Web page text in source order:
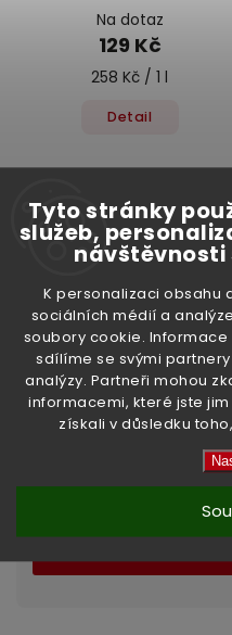
Tyto stránky
služeb,
návštěvnosti
K personalizaci obsahu
sociálních médií a
soubory cookie. Informace
sdílíme se svými
analýzy. Partneři mohou
informacemi, které jste
získali v důsledku
Na dotaz
129 Kč
258 Kč / 1 l
Detail
Vložte svůj e-mail a
informace o nových
podmínkami